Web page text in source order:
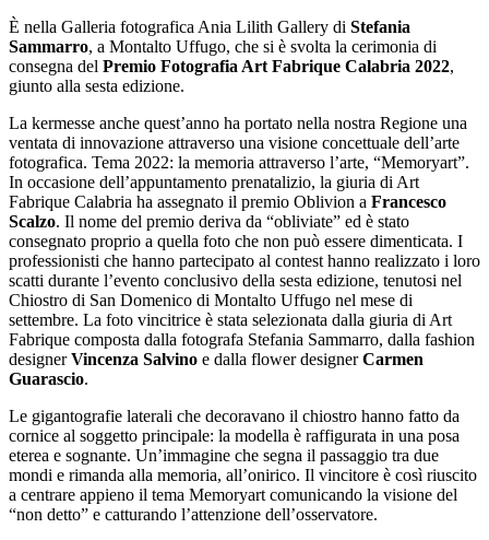
È nella Galleria fotografica Ania Lilith Gallery di Stefania
Sammarro, a Montalto Uffugo, che si è svolta la cerimonia di
consegna del Premio Fotografia Art Fabrique Calabria 2022,
giunto alla sesta edizione.
La kermesse anche quest’anno ha portato nella nostra Regione una
ventata di innovazione attraverso una visione concettuale dell’arte
fotografica. Tema 2022: la memoria attraverso l’arte, “Memoryart”.
In occasione dell’appuntamento prenatalizio, la giuria di Art
Fabrique Calabria ha assegnato il premio Oblivion a Francesco
Scalzo. Il nome del premio deriva da “obliviate” ed è stato
consegnato proprio a quella foto che non può essere dimenticata. I
professionisti che hanno partecipato al contest hanno realizzato i loro
scatti durante l’evento conclusivo della sesta edizione, tenutosi nel
Chiostro di San Domenico di Montalto Uffugo nel mese di
settembre. La foto vincitrice è stata selezionata dalla giuria di Art
Fabrique composta dalla fotografa Stefania Sammarro, dalla fashion
designerVincenza Salvino e dalla flower designerCarmen
Guarascio.
Le gigantografie laterali che decoravano il chiostro hanno fatto da
cornice al soggetto principale: la modella è raffigurata in una posa
eterea e sognante. Un’immagine che segna il passaggio tra due
mondi e rimanda alla memoria, all’onirico. Il vincitore è così riuscito
a centrare appieno il tema Memoryart comunicando la visione del
“non detto” e catturando l’attenzione dell’osservatore.